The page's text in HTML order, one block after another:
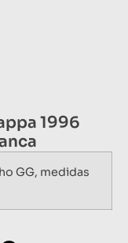
1996
GG, medidas